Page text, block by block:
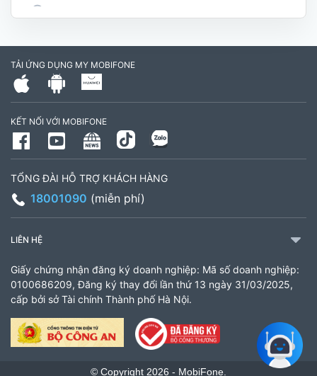
795497999
Giờ làm việc: Thứ 2 đến Thứ 6: Sáng 07:30 -
11:00 Chiều 13:30 đến 17:30 Thứ 7: Sáng 08:00
- 11:30 chiều 13:00 đến 17:00
CH 21B Ba La (CH 16 Ba La)
903460846
Giờ làm việc: 8:00 - 18:00
CH 61 Minh Khai
61 Minh Khai, Phường Bạch Mai, TP Hà Nội
TẢI ỨNG DỤNG MY MOBIFONE
KẾT NỐI VỚI MOBIFONE
TỔNG ĐÀI HỖ TRỢ KHÁCH HÀNG
18001090 (miễn phí)
LIÊN HỆ
Giấy chứng nhận đăng ký doanh nghiệp: Mã số doanh nghiệp:
0100686209, Đăng ký thay đổi lần thứ 13 ngày 31/03/2025,
cấp bởi sở Tài chính Thành phố Hà Nội.
© Copyright 2026 - MobiFone.